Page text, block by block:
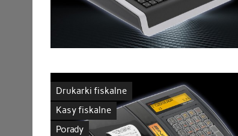
Drukarki fiskalne
Kasy fiskalne
Porady